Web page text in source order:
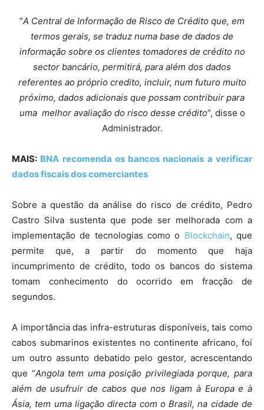
“A Central de Informação de Risco de Crédito que, em
termos gerais, se traduz numa base de dados de
informação sobre os clientes tomadores de crédito no
sector bancário, permitirá, para além dos dados
referentes ao próprio credito, incluir, num futuro muito
próximo, dados adicionais que possam contribuir para
uma melhor avaliação do risco desse crédito”, disse o
Administrador.
MAIS: BNA recomenda os bancos nacionais a verificar
dados fiscais dos comerciantes
Sobre a questão da análise do risco de crédito, Pedro
Castro Silva sustenta que pode ser melhorada com a
implementação de tecnologias como o Blockchain, que
permite que, a partir do momento que haja
incumprimento de crédito, todo os bancos do sistema
tomam conhecimento do ocorrido em fracção de
segundos.
A importância das infra-estruturas disponíveis, tais como
cabos submarinos existentes no continente africano, foi
um outro assunto debatido pelo gestor, acrescentando
que “Angola tem uma posição privilegiada porque, para
além de usufruir de cabos que nos ligam à Europa e à
Ásia, tem uma ligação directa com o Brasil, na cidade de